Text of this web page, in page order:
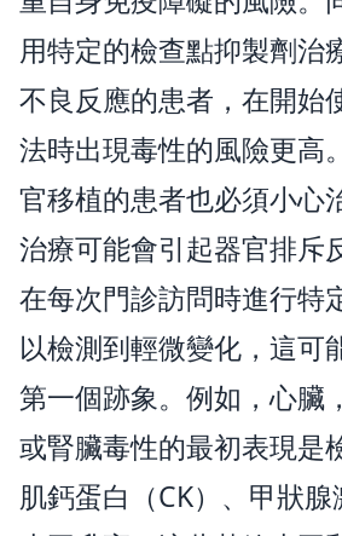
用特定的檢查點抑製劑治
不良反應的患者，在開始
法時出現毒性的風險更高
官移植的患者也必須小心
治療可能會引起器官排斥
在每次門診訪問時進行特
以檢測到輕微變化，這可
第一個跡象。例如，心臟
或腎臟毒性的最初表現是
肌鈣蛋白（CK）、甲狀